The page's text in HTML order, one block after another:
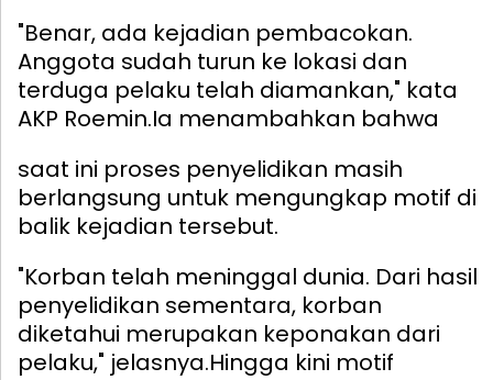
"Benar, ada kejadian pembacokan.
Anggota sudah turun ke lokasi dan
terduga pelaku telah diamankan," kata
AKP Roemin.Ia menambahkan bahwa
saat ini proses penyelidikan masih
berlangsung untuk mengungkap motif di
balik kejadian tersebut.
"Korban telah meninggal dunia. Dari hasil
penyelidikan sementara, korban
diketahui merupakan keponakan dari
pelaku," jelasnya.Hingga kini motif